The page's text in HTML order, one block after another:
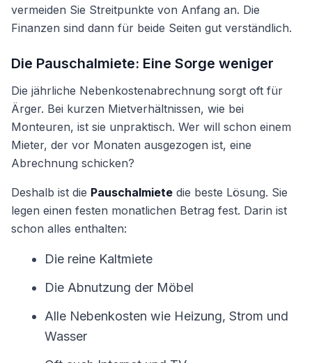
vermeiden Sie Streitpunkte von Anfang an. Die
Finanzen sind dann für beide Seiten gut verständlich.
Die Pauschalmiete: Eine Sorge weniger
Die jährliche Nebenkostenabrechnung sorgt oft für
Ärger. Bei kurzen Mietverhältnissen, wie bei
Monteuren, ist sie unpraktisch. Wer will schon einem
Mieter, der vor Monaten ausgezogen ist, eine
Abrechnung schicken?
Deshalb ist die Pauschalmiete die beste Lösung. Sie
legen einen festen monatlichen Betrag fest. Darin ist
schon alles enthalten:
Die reine Kaltmiete
Die Abnutzung der Möbel
Alle Nebenkosten wie Heizung, Strom und
Wasser